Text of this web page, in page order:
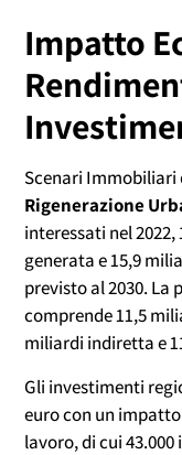
Impatto
Scenari
Rigenerazione
interessati nel
generata e 15,9
previsto al 2030.
comprende 11,5
miliardi indiretta e
Gli investimenti
euro con un
lavoro, di cui